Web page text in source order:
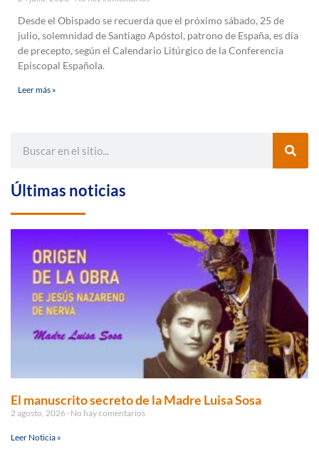
Desde el Obispado se recuerda que el próximo sábado, 25 de
julio, solemnidad de Santiago Apóstol, patrono de España, es día
de precepto, según el Calendario Litúrgico de la Conferencia
Episcopal Española.
Leer más »
Últimas noticias
El manuscrito secreto de la Madre Luisa Sosa
2 agosto, 2026 No hay comentarios
Leer Noticia »